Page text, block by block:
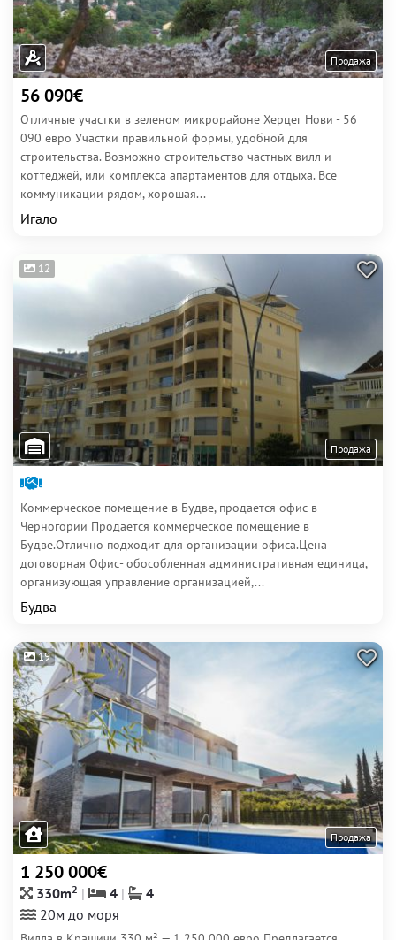
Продажа
56 090€
Отличные участки в зеленом микрорайоне Херцег Нови - 56
090 евро Участки правильной формы, удобной для
строительства. Возможно строительство частных вилл и
коттеджей, или комплекса апартаментов для отдыха. Все
коммуникации рядом, хорошая...
Игало
12
Продажа
Коммерческое помещение в Будве, продается офис в
Черногории Продается коммерческое помещение в
Будве.Отлично подходит для организации офиса.Цена
договорная Офис- обособленная административная единица,
организующая управление организацией,...
Будва
19
Продажа
1 250 000€
330m2 4
4
20м до моря